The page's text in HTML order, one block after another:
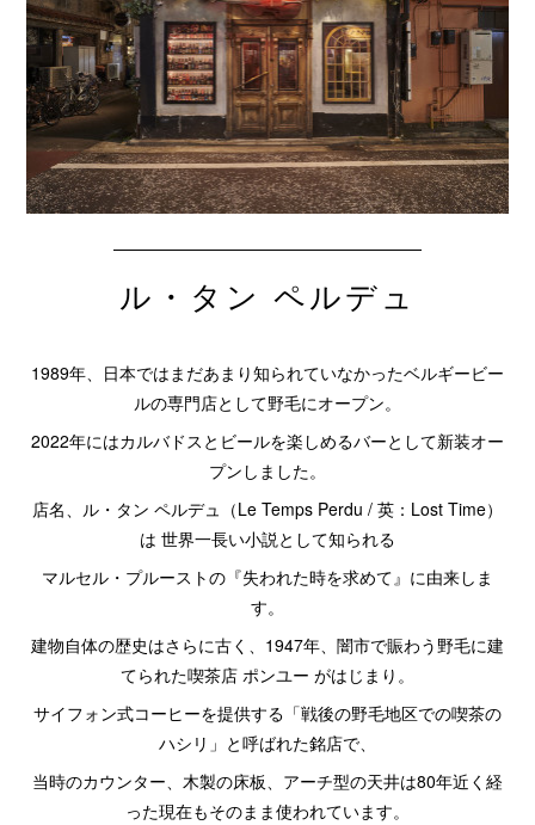
ル・タン ペルデュ
1989年、日本ではまだあまり知られていなかったベルギービー
ルの専門店として野毛にオープン。
2022年にはカルバドスとビールを楽しめるバーとして新装オー
プンしました。
店名、ル・タン ペルデュ（Le Temps Perdu / 英：Lost Time）
は 世界一長い小説として知られる
マルセル・プルーストの『失われた時を求めて』に由来しま
す。
建物自体の歴史はさらに古く、1947年、闇市で賑わう野毛に建
てられた喫茶店 ポンユー がはじまり。
サイフォン式コーヒーを提供する「戦後の野毛地区での喫茶の
ハシリ」と呼ばれた銘店で、
当時のカウンター、木製の床板、アーチ型の天井は80年近く経
った現在もそのまま使われています。